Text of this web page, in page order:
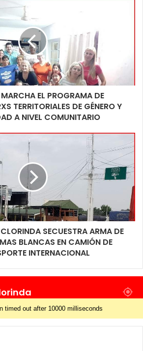
importante de inmunización contra el
MARCHA EL PROGRAMA DE
TERRITORIALES DE GÉNERO Y
A NIVEL COMUNITARIO
SECUESTRA ARMA DE
BLANCAS EN CAMIÓN DE
INTERNACIONAL
timed out after 10000 milliseconds